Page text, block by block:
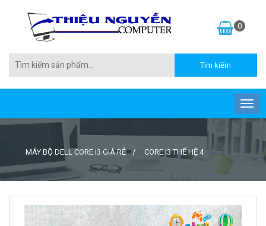
0
MÁY BỘ DELL CORE I3 GIÁ RẺ CORE I3 THẾ HỆ 4